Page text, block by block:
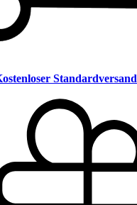
Standardversand